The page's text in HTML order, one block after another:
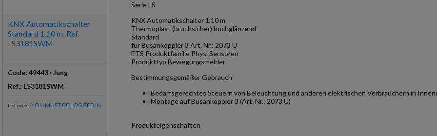
KNX Automatikschalter
Standard 1,10 m, Ref.
LS3181SWM
Code: 49443·Jung
Ref.: LS3181SWM
List price: YOU MUST BE LOGGED IN
Serie LS
KNX Automatikschalter 1,10 m
Thermoplast (bruchsicher) hochglänzend
Standard
für Busankoppler 3 Art. Nr.: 2073 U
ETS Produktfamilie Phys. Sensoren
Produkttyp Bewegungsmelder
Bestimmungsgemäßer Gebrauch
Bedarfsgerechtes Steuern von Beleuchtung und anderen elektrischen Verbrauchern in
Montage auf Busankoppler 3 (Art. Nr.: 2073 U)
Produkteigenschaften